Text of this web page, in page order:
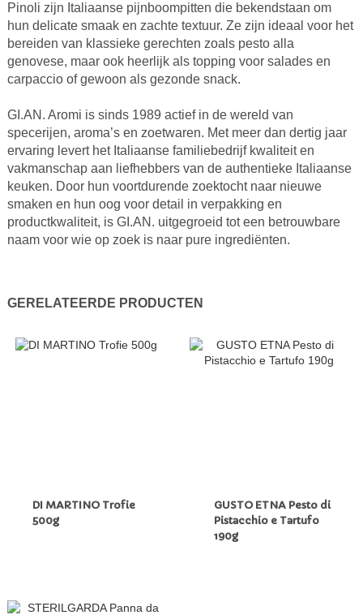
Pinoli zijn Italiaanse pijnboompitten die bekendstaan om
hun delicate smaak en zachte textuur. Ze zijn ideaal voor het
bereiden van klassieke gerechten zoals pesto alla
genovese, maar ook heerlijk als topping voor salades en
carpaccio of gewoon als gezonde snack.​
GI.AN. Aromi is sinds 1989 actief in de wereld van
specerijen, aroma’s en zoetwaren. Met meer dan dertig jaar
ervaring levert het Italiaanse familiebedrijf kwaliteit en
vakmanschap aan liefhebbers van de authentieke Italiaanse
keuken. Door hun voortdurende zoektocht naar nieuwe
smaken en hun oog voor detail in verpakking en
productkwaliteit, is GI.AN. uitgegroeid tot een betrouwbare
naam voor wie op zoek is naar pure ingrediënten.
GERELATEERDE PRODUCTEN
DI MARTINO Trofie
500g
GUSTO ETNA Pesto di
Pistacchio e Tartufo
190g